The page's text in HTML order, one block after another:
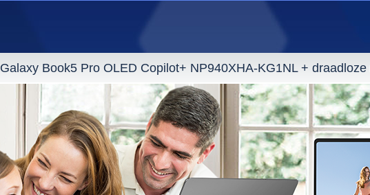
Galaxy Book5 Pro OLED Copilot+ NP940XHA-KG1NL +